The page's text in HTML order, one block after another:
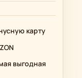
карту
выгодная